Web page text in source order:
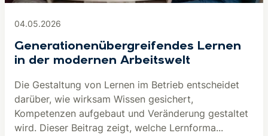
04.05.2026
Generationenübergreifendes Lernen
in der modernen Arbeitswelt
Die Gestaltung von Lernen im Betrieb entscheidet
darüber, wie wirksam Wissen gesichert,
Kompetenzen aufgebaut und Veränderung gestaltet
wird. Dieser Beitrag zeigt, welche Lernforma...